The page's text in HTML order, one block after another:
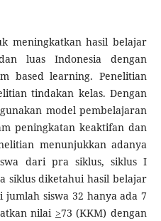
meningkatkan hasil belajar
luas Indonesia dengan
based learning. Penelitian
tindakan kelas. Dengan
model pembelajaran
peningkatan keaktifan dan
menunjukkan adanya
dari pra siklus, siklus I
siklus diketahui hasil belajar
siswa 32 hanya ada 7
nilai >73 (KKM) dengan